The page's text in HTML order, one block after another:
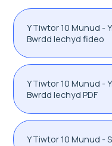
Y Tiwtor 10 Munud -
Bwrdd Iechyd fideo
Y Tiwtor 10 Munud -
Bwrdd Iechyd PDF
Y Tiwtor 10 Munud -